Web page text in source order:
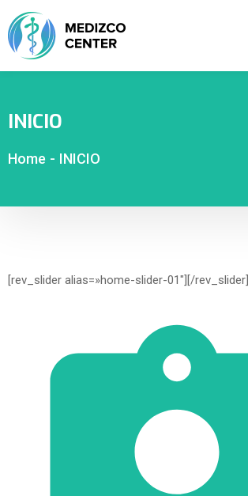
INICIO
Home - INICIO
[rev_slider alias=»home-slider-01″][/rev_slider]